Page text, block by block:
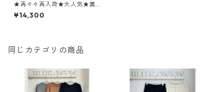
★再々々再入荷★大人気★裏
フリーステーパードパンツ 8
0256340 Dignite collier デ
¥14,300
同じカテゴリの商品